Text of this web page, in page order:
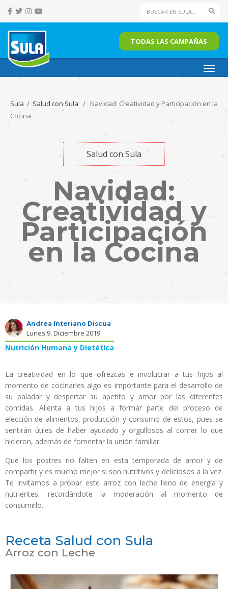
TODAS LAS CAMPAÑAS
Sula / Salud con Sula / Navidad: Creatividad y Participación en la
Cocina
Salud con Sula
Navidad:
Creatividad y
Participación
en la Cocina
Andrea Interiano Discua
Lunes 9, Diciembre 2019
Nutrición Humana y Dietética
La creatividad en lo que ofrezcas e involucrar a tus hijos al
momento de cocinarles algo es importante para el desarrollo de
su paladar y despertar su apetito y amor por las diferentes
comidas. Alienta a tus hijos a formar parte del proceso de
elección de alimentos, producción y consumo de estos, pues se
sentirán útiles de haber ayudado y orgullosos al comer lo que
hicieron, además de fomentar la unión familiar.
Que los postres no falten en esta temporada de amor y de
compartir y es mucho mejor si son nutritivos y deliciosos a la vez.
Te invitamos a probar este arroz con leche lleno de energía y
nutrientes, recordándote la moderación al momento de
consumirlo.
Receta Salud con Sula
Arroz con Leche